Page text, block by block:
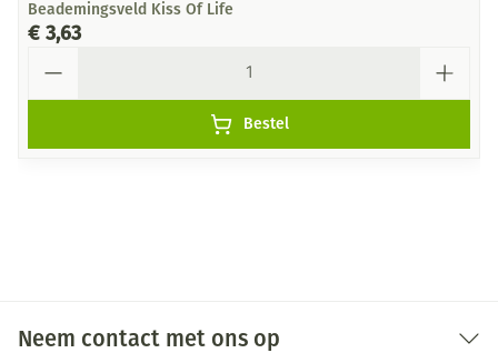
Beademingsveld Kiss Of Life
€ 3,63
Bestel
Neem contact met ons op